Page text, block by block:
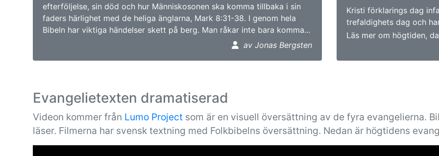
efterföljelse, sin död och hur Människosonen ska komma tillbaka i sin
faders härlighet med de heliga änglarna, Mark 8:31-38. I genom hela
Bibeln har viktiga händelser skett på berg. Man råkar inte bara komma...
av Jonas Bergsten
Kristi förklarings dag
trefaldighets dag och
Läs mer om högtiden,
Evangelietexten dramatiserad
Videon kommer från Lumo Project som är en visuell översättning av de fyra evangelierna.
läser. Filmerna har svensk textning med Folkbibelns översättning. Nedan är högtidens